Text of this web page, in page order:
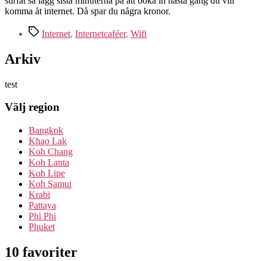
komma åt internet. Då spar du några kronor.
Etiketter
Internet, Internetcaféer, Wifi
Arkiv
test
Välj region
Bangkok
Khao Lak
Koh Chang
Koh Lanta
Koh Lipe
Koh Samui
Krabi
Pattaya
Phi Phi
Phuket
10 favoriter